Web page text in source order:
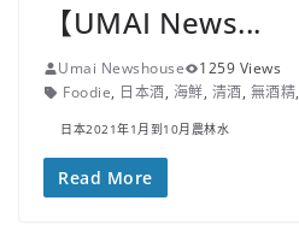
【UMAI News...
Umai Newshouse
1259 Views
Foodie, 日本酒, 海鮮, 清酒, 無酒精,
日本2021年1月到10月農林水
Read More